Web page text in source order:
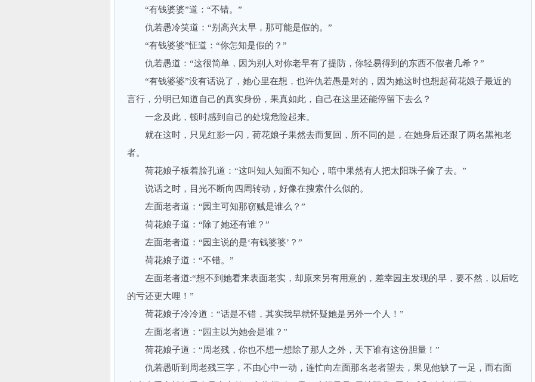
“有钱婆婆”道：“不错。”
仇若愚冷笑道：“别高兴太早，那可能是假的。”
“有钱婆婆”怔道：“你怎知是假的？”
仇若愚道：“这很简单，因为别人对你老早有了提防，你轻易得到的东西不假者几希？”
“有钱婆婆”没有话说了，她心里在想，也许仇若愚是对的，因为她这时也想起荷花娘子最近的
言行，分明已知道自己的真实身份，果真如此，自己在这里还能停留下去么？
一念及此，顿时感到自己的处境危险起来。
就在这时，只见红影一闪，荷花娘子果然去而复回，所不同的是，在她身后还跟了两名黑袍老
者。
荷花娘子板着脸孔道：“这叫知人知面不知心，暗中果然有人把太阳珠子偷了去。”
说话之时，目光不断向四周转动，好像在搜索什么似的。
左面老者道：“园主可知那窃贼是谁么？”
荷花娘子道：“除了她还有谁？”
左面老者道：“园主说的是‘有钱婆婆’？”
荷花娘子道：“不错。”
左面老者道:“想不到她看来表面老实，却原来另有用意的，差幸园主发现的早，要不然，以后吃
的亏还更大哩！”
荷花娘子冷冷道：“话是不错，其实我早就怀疑她是另外一个人！”
左面老者道：“园主以为她会是谁？”
荷花娘子道：“周老残，你也不想一想除了那人之外，天下谁有这份胆量！”
仇若愚听到周老残三字，不由心中一动，连忙向左面那名老者望去，果见他缺了一足，而右面